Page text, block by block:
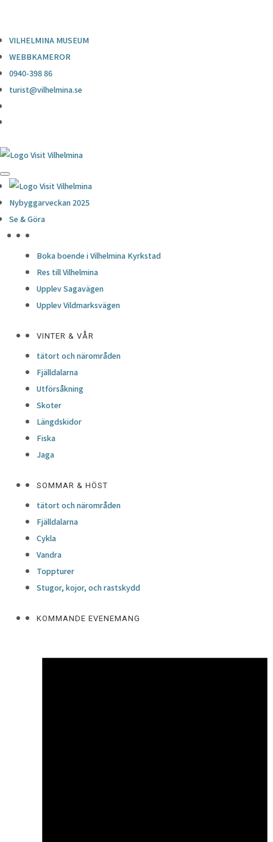
VILHELMINA MUSEUM
WEBBKAMEROR
0940-398 86
turist@vilhelmina.se
Nybyggarveckan 2025
Se & Göra
Boka boende i Vilhelmina Kyrkstad
Res till Vilhelmina
Upplev Sagavägen
Upplev Vildmarksvägen
VINTER & VÅR
tätort och närområden
Fjälldalarna
Utförsåkning
Skoter
Längdskidor
Fiska
Jaga
SOMMAR & HÖST
tätort och närområden
Fjälldalarna
Cykla
Vandra
Toppturer
Stugor, kojor, och rastskydd
KOMMANDE EVENEMANG